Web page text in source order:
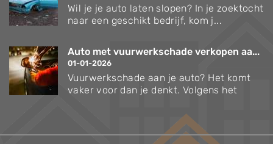
Wil je je auto laten slopen? In je zoektocht
naar een geschikt bedrijf, kom j...
Auto met vuurwerkschade verkopen aa...
01-01-2026
Vuurwerkschade aan je auto? Het komt
vaker voor dan je denkt. Volgens het